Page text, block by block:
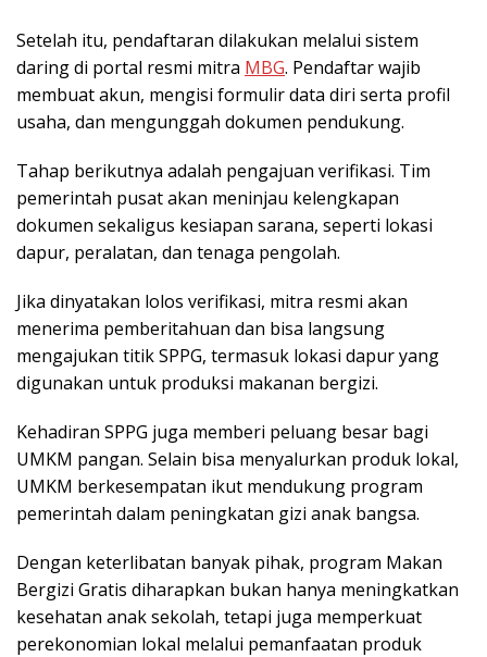
Setelah itu, pendaftaran dilakukan melalui sistem
daring di portal resmi mitra MBG. Pendaftar wajib
membuat akun, mengisi formulir data diri serta profil
usaha, dan mengunggah dokumen pendukung.
Tahap berikutnya adalah pengajuan verifikasi. Tim
pemerintah pusat akan meninjau kelengkapan
dokumen sekaligus kesiapan sarana, seperti lokasi
dapur, peralatan, dan tenaga pengolah.
Jika dinyatakan lolos verifikasi, mitra resmi akan
menerima pemberitahuan dan bisa langsung
mengajukan titik SPPG, termasuk lokasi dapur yang
digunakan untuk produksi makanan bergizi.
Kehadiran SPPG juga memberi peluang besar bagi
UMKM pangan. Selain bisa menyalurkan produk lokal,
UMKM berkesempatan ikut mendukung program
pemerintah dalam peningkatan gizi anak bangsa.
Dengan keterlibatan banyak pihak, program Makan
Bergizi Gratis diharapkan bukan hanya meningkatkan
kesehatan anak sekolah, tetapi juga memperkuat
perekonomian lokal melalui pemanfaatan produk